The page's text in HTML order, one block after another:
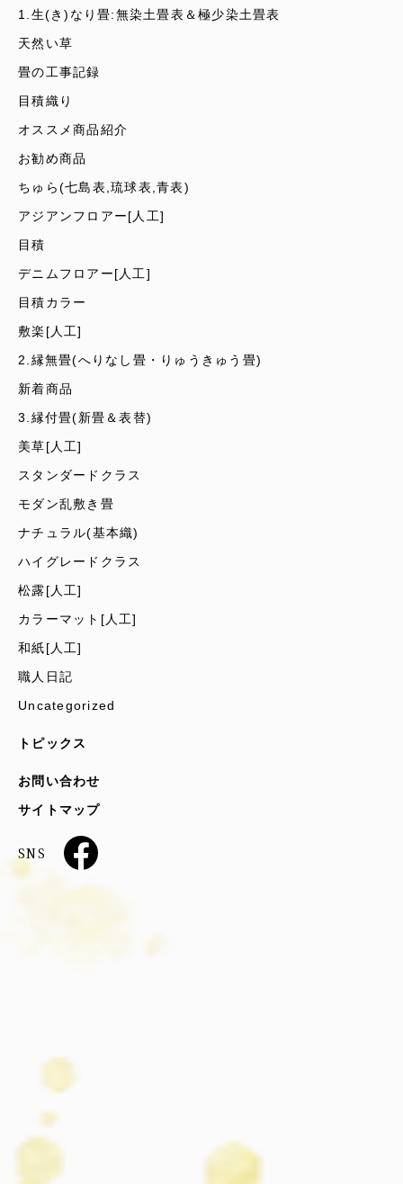
1.生(き)なり畳:無染土畳表＆極少染土畳表
天然い草
畳の工事記録
目積織り
オススメ商品紹介
お勧め商品
ちゅら(七島表,琉球表,青表)
アジアンフロアー[人工]
目積
デニムフロアー[人工]
目積カラー
敷楽[人工]
2.縁無畳(へりなし畳・りゅうきゅう畳)
新着商品
3.縁付畳(新畳＆表替)
美草[人工]
スタンダードクラス
モダン乱敷き畳
ナチュラル(基本織)
ハイグレードクラス
松露[人工]
カラーマット[人工]
和紙[人工]
職人日記
Uncategorized
トピックス
お問い合わせ
サイトマップ
SNS